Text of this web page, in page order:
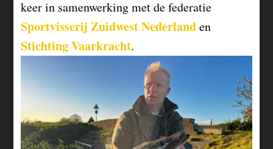
keer in samenwerking met de federatie
Sportvisserij Zuidwest Nederland en
Stichting Vaarkracht.